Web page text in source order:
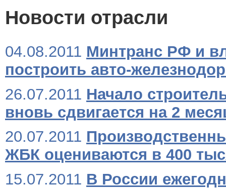
Новости отрасли
04.08.2011 Минтранс РФ и
построить авто-
26.07.2011 Начало
вновь сдвигается на 2
20.07.2011
ЖБК оцениваются в 400
15.07.2011 В России